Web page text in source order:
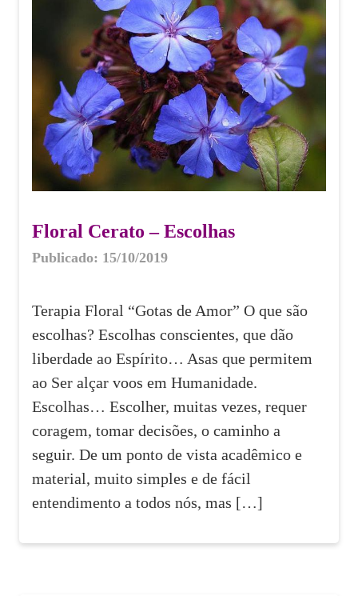
Floral Cerato – Escolhas
Publicado: 15/10/2019
Terapia Floral “Gotas de Amor” O que são
escolhas? Escolhas conscientes, que dão
liberdade ao Espírito… Asas que permitem
ao Ser alçar voos em Humanidade.
Escolhas… Escolher, muitas vezes, requer
coragem, tomar decisões, o caminho a
seguir. De um ponto de vista acadêmico e
material, muito simples e de fácil
entendimento a todos nós, mas […]